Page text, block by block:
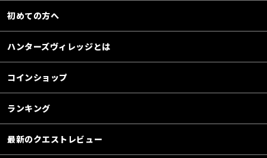
初めての方へ
ハンターズヴィレッジとは
コインショップ
ランキング
最新のクエストレビュー